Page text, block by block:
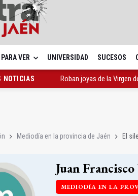
PARA VER UNIVERSIDAD SUCESOS
NOTICIAS
El PSOE acusa al PP de
Mediodía en la provincia de Jaén El
Juan
MEDIODÍA EN LA